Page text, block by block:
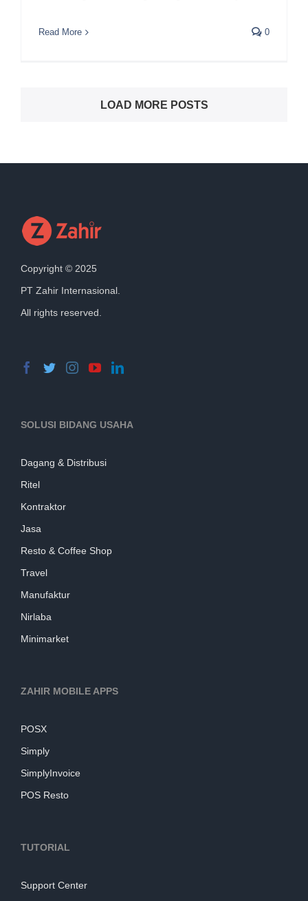
Read More 0
LOAD MORE POSTS
Copyright © 2025
PT Zahir Internasional.
All rights reserved.
SOLUSI BIDANG USAHA
Dagang & Distribusi
Ritel
Kontraktor
Jasa
Resto & Coffee Shop
Travel
Manufaktur
Nirlaba
Minimarket
ZAHIR MOBILE APPS
POSX
Simply
SimplyInvoice
POS Resto
TUTORIAL
Support Center